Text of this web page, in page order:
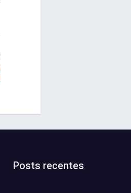
Posts recentes